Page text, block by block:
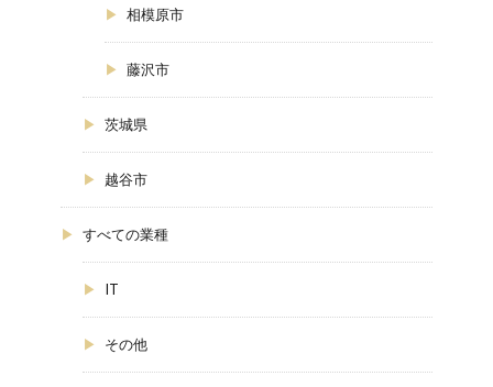
相模原市
藤沢市
茨城県
越谷市
すべての業種
IT
その他